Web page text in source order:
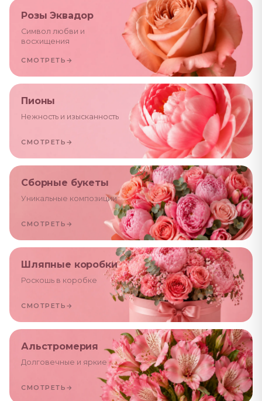
Розы Эквадор
Символ любви и
восхищения
СМОТРЕТЬ →
Пионы
Нежность и изысканность
СМОТРЕТЬ →
Сборные букеты
Уникальные композиции
СМОТРЕТЬ →
Шляпные коробки
Роскошь в коробке
СМОТРЕТЬ →
Альстромерия
Долговечные и яркие
СМОТРЕТЬ →